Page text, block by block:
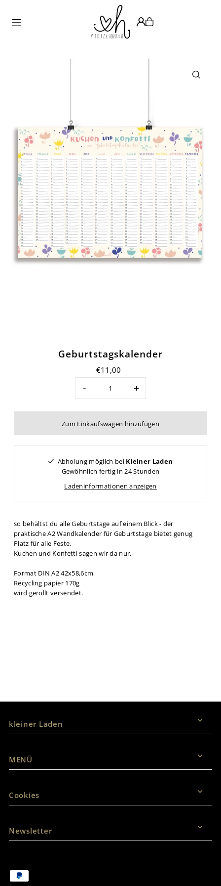
Translation missing: de.accessibility.skip_to_text
Geburtstagskalender
€11,00
- +
Abholung möglich bei Kleiner Laden
Gewöhnlich fertig in 24 Stunden
Ladeninformationen anzeigen
so behältst du alle Geburtstage auf einem Blick - der
praktische A2 Wandkalender für Geburtstage bietet genug
Platz für alle Feste.
Kuchen und Konfetti sagen wir da nur.
Format DIN A2 42x58,6cm
Recycling papier 170g
wird gerollt versendet.
kleiner Laden
MENÜ
Cookies
Newsletter